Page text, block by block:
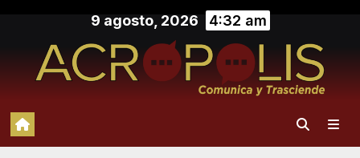
contenido
9 agosto, 2026 4:32 am